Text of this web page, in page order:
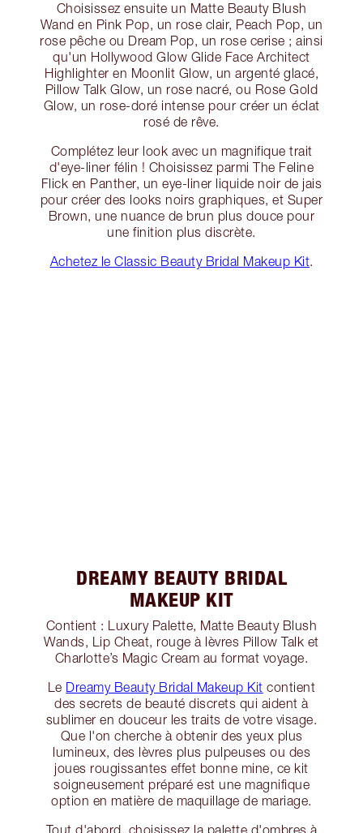
Choisissez ensuite un Matte Beauty Blush
Wand en Pink Pop, un rose clair, Peach Pop, un
rose pêche ou Dream Pop, un rose cerise ; ainsi
qu'un Hollywood Glow Glide Face Architect
Highlighter en Moonlit Glow, un argenté glacé,
Pillow Talk Glow, un rose nacré, ou Rose Gold
Glow, un rose-doré intense pour créer un éclat
rosé de rêve.
Complétez leur look avec un magnifique trait
d'eye-liner félin ! Choisissez parmi The Feline
Flick en Panther, un eye-liner liquide noir de jais
pour créer des looks noirs graphiques, et Super
Brown, une nuance de brun plus douce pour
une finition plus discrète.
Achetez le Classic Beauty Bridal Makeup Kit.
DREAMY BEAUTY BRIDAL
MAKEUP KIT
Contient : Luxury Palette, Matte Beauty Blush
Wands, Lip Cheat, rouge à lèvres Pillow Talk et
Charlotte’s Magic Cream au format voyage.
Le Dreamy Beauty Bridal Makeup Kit contient
des secrets de beauté discrets qui aident à
sublimer en douceur les traits de votre visage.
Que l'on cherche à obtenir des yeux plus
lumineux, des lèvres plus pulpeuses ou des
joues rougissantes effet bonne mine, ce kit
soigneusement préparé est une magnifique
option en matière de maquillage de mariage.
Tout d'abord, choisissez la palette d'ombres à